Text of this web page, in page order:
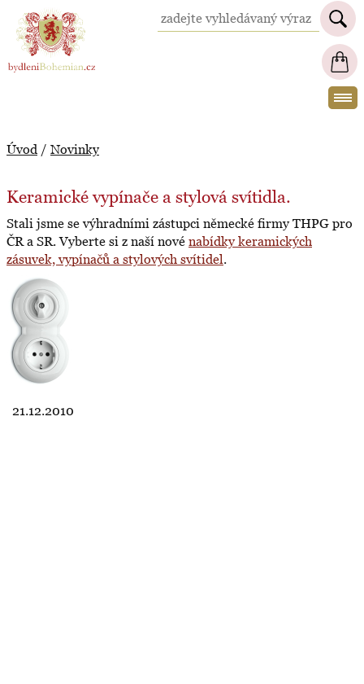
BydleniBohemian.cz
Úvod / Novinky
Keramické vypínače a stylová svítidla.
Stali jsme se výhradními zástupci německé firmy THPG pro
ČR a SR. Vyberte si z naší nové nabídky keramických
zásuvek, vypínačů a stylových svítidel.
21.12.2010